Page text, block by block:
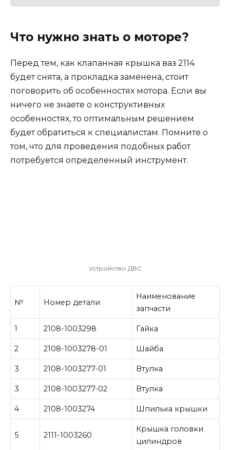
Что нужно знать о моторе?
Перед тем, как клапанная крышка ваз 2114
будет снята, а прокладка заменена, стоит
поговорить об особенностях мотора. Если вы
ничего не знаете о конструктивных
особенностях, то оптимальным решением
будет обратиться к специалистам. Помните о
том, что для проведения подобных работ
потребуется определенный инструмент.
Устройство ДВС
№ Номер детали
Наименование
запчасти
1 2108-1003298 Гайка
2 2108-1003278-01 Шайба
3 2108-1003277-01 Втулка
3 2108-1003277-02 Втулка
4 2108-1003274 Шпилька крышки
5 2111-1003260
Крышка головки
цилиндров